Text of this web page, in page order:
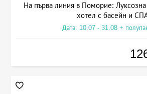
На първа линия в Поморие:
хотел с басейн и
Дата: 10.07 - 31.08 +